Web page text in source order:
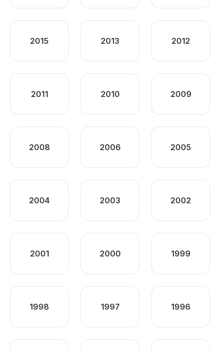
2015 2013 2012
2011 2010 2009
2008 2006 2005
2004 2003 2002
2001 2000 1999
1998 1997 1996